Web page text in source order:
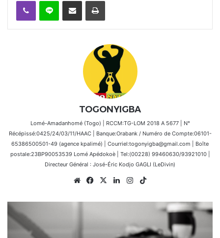
TOGONYIGBA
Lomé-Amadanhomé (Togo) | RCCM:TG-LOM 2018 A 5677 | N°
Récépissé:0425/24/03/11/HAAC | Banque:Orabank / Numéro de Compte:06101-
65386500501-49 (agence kpalimé) | Courriel:togonyigba@gmail.com | Boîte
postale:23BP90053539 Lomé Apédokoè | Tel:(00228) 99460630/93921010 |
Directeur Général : José-Éric Kodjo GAGLI (LeDivin)
WebsiteFacebook
X LinkedinInstagram